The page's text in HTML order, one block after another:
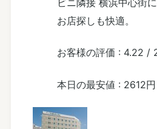
お店探しも快適。
お客様の評価 : 4.22 /
本日の最安値 : 2612円